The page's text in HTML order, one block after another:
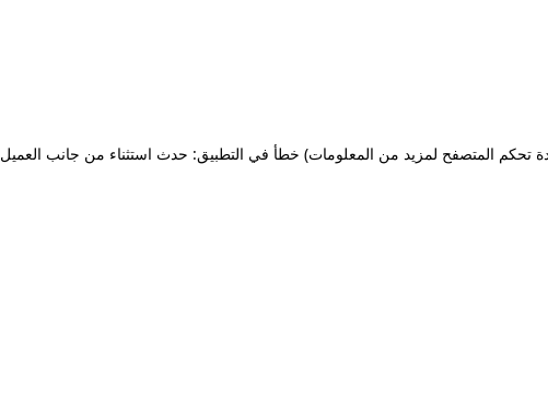
خطأ في التطبيق: حدث استثناء من جانب العميل تحكم المتصفح لمزيد من المعلومات)